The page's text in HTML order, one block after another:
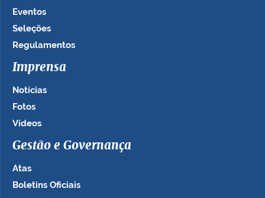
Eventos
Seleções
Regulamentos
Imprensa
Notícias
Fotos
Vídeos
Gestão e Governança
Atas
Boletins Oficiais